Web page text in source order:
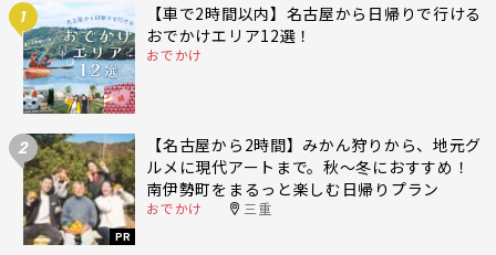
1
【車で2時間以内】名古屋から日帰りで行ける
おでかけエリア12選！
おでかけ
2
PR
【名古屋から2時間】みかん狩りから、地元グ
ルメに現代アートまで。秋〜冬におすすめ！
南伊勢町をまるっと楽しむ日帰りプラン
おでかけ 三重